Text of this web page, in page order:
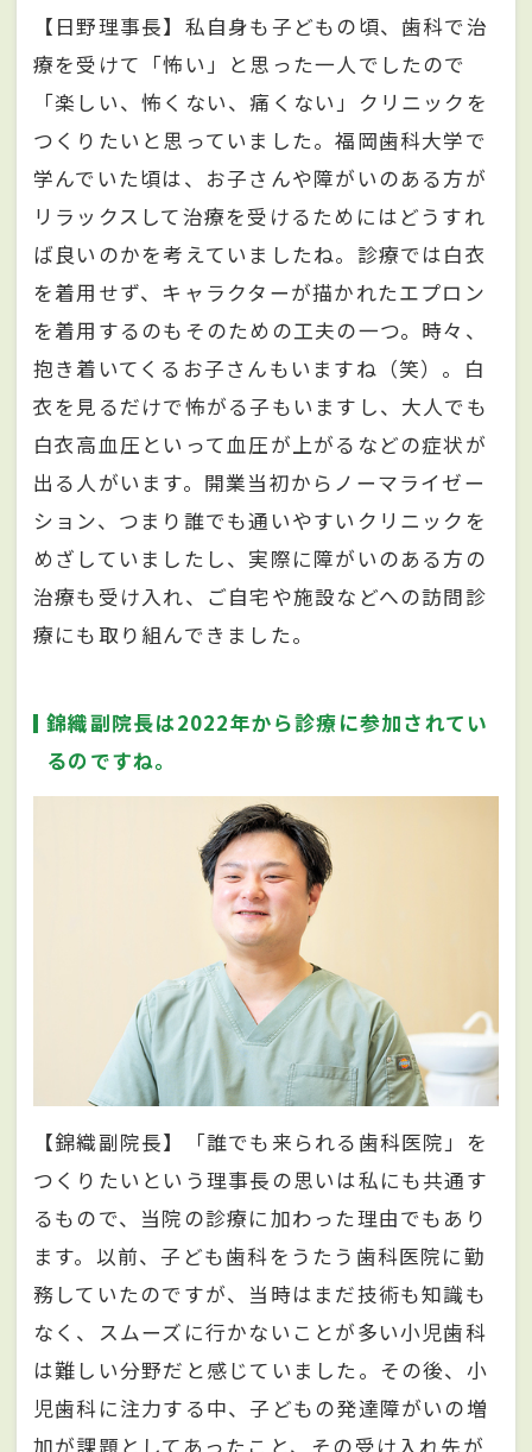
【日野理事長】私自身も子どもの頃、歯科で治
療を受けて「怖い」と思った一人でしたので
「楽しい、怖くない、痛くない」クリニックを
つくりたいと思っていました。福岡歯科大学で
学んでいた頃は、お子さんや障がいのある方が
リラックスして治療を受けるためにはどうすれ
ば良いのかを考えていましたね。診療では白衣
を着用せず、キャラクターが描かれたエプロン
を着用するのもそのための工夫の一つ。時々、
抱き着いてくるお子さんもいますね（笑）。白
衣を見るだけで怖がる子もいますし、大人でも
白衣高血圧といって血圧が上がるなどの症状が
出る人がいます。開業当初からノーマライゼー
ション、つまり誰でも通いやすいクリニックを
めざしていましたし、実際に障がいのある方の
治療も受け入れ、ご自宅や施設などへの訪問診
療にも取り組んできました。
錦織副院長は2022年から診療に参加されてい
るのですね。
【錦織副院長】「誰でも来られる歯科医院」を
つくりたいという理事長の思いは私にも共通す
るもので、当院の診療に加わった理由でもあり
ます。以前、子ども歯科をうたう歯科医院に勤
務していたのですが、当時はまだ技術も知識も
なく、スムーズに行かないことが多い小児歯科
は難しい分野だと感じていました。その後、小
児歯科に注力する中、子どもの発達障がいの増